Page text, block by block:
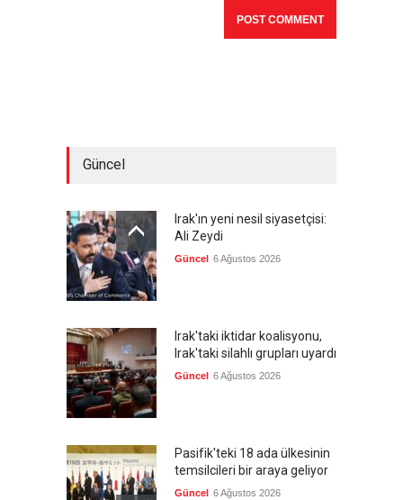
Güncel
Irak'ın yeni nesil siyasetçisi:
Ali Zeydi
Güncel 6 Ağustos 2026
Irak'taki iktidar koalisyonu,
Irak'taki silahlı grupları uyardı
Güncel 6 Ağustos 2026
Pasifik'teki 18 ada ülkesinin
temsilcileri bir araya geliyor
Güncel 6 Ağustos 2026